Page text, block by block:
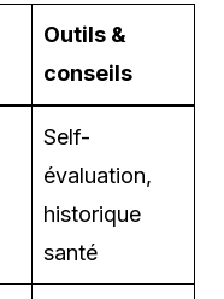
Outils &
conseils
Self-
évaluation,
historique
santé